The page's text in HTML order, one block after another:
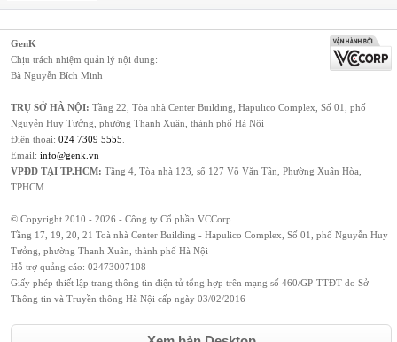
GenK
Chịu trách nhiệm quản lý nội dung:
Bà Nguyễn Bích Minh
TRỤ SỞ HÀ NỘI: Tầng 22, Tòa nhà Center Building, Hapulico Complex, Số 01, phố
Nguyễn Huy Tưởng, phường Thanh Xuân, thành phố Hà Nội
Điện thoại: 024 7309 5555
Email: info@genk.vn
VPĐD TẠI TP.HCM: Tầng 4, Tòa nhà 123, số 127 Võ Văn Tần, Phường Xuân Hòa,
TPHCM
© Copyright 2010 - 2026 - Công ty Cổ phần VCCorp
Tầng 17, 19, 20, 21 Toà nhà Center Building - Hapulico Complex, Số 01, phố Nguyễn Huy
Tưởng, phường Thanh Xuân, thành phố Hà Nội
Hỗ trợ quảng cáo: 02473007108
Giấy phép thiết lập trang thông tin điện tử tổng hợp trên mạng số 460/GP-TTĐT do Sở
Thông tin và Truyền thông Hà Nội cấp ngày 03/02/2016